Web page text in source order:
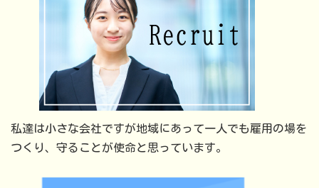
私達は小さな会社ですが地域にあって一人でも雇用の場を
つくり、守ることが使命と思っています。